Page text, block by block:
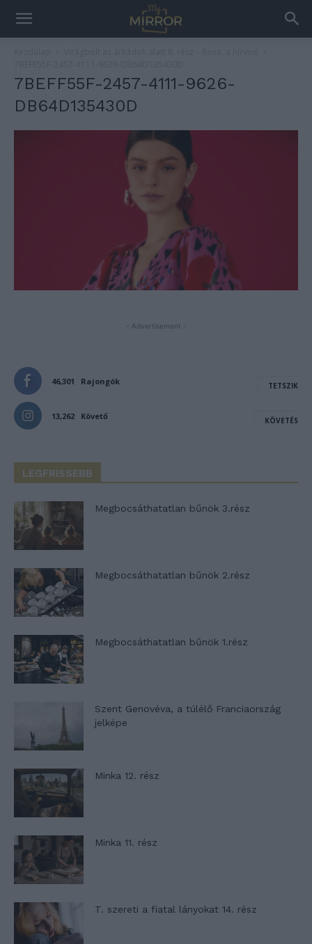
7BEFF55F-2457-4111-9626-
DB64D135430D
- Advertisement -
46,301 Rajongók TETSZIK
13,262 Követő KÖVETÉS
LEGFRISSEBB
Megbocsáthatatlan bűnök 3.rész
Megbocsáthatatlan bűnök 2.rész
Megbocsáthatatlan bűnök 1.rész
Szent Genovéva, a túlélő Franciaország
jelképe
Minka 12. rész
Minka 11. rész
T. szereti a fiatal lányokat 14. rész